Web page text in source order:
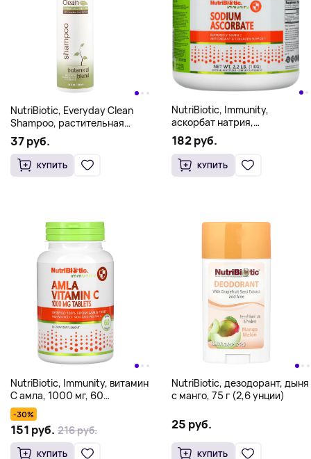
NutriBiotic, Everyday Clean
Shampoo, растительная
смесь с экстрактами
косточек грейпфрута, 296 мл
(10 жидк. Унций)
37 руб.
КУПИТЬ
NutriBiotic, Immunity,
аскорбат натрия,
кристаллический порошок, 1
кг (2,2 фунта)
182 руб.
КУПИТЬ
NutriBiotic, Immunity, витамин
C амла, 1000 мг, 60
веганских таблеток
-30%
151 руб. 216 руб.
КУПИТЬ
NutriBiotic, дезодорант, дыня
с манго, 75 г (2,6 унции)
25 руб.
КУПИТЬ